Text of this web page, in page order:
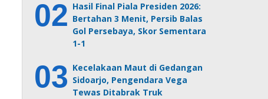
Hasil Final Piala Presiden 2026:
Bertahan 3 Menit, Persib Balas
Gol Persebaya, Skor Sementara
1-1
Kecelakaan Maut di Gedangan
Sidoarjo, Pengendara Vega
Tewas Ditabrak Truk